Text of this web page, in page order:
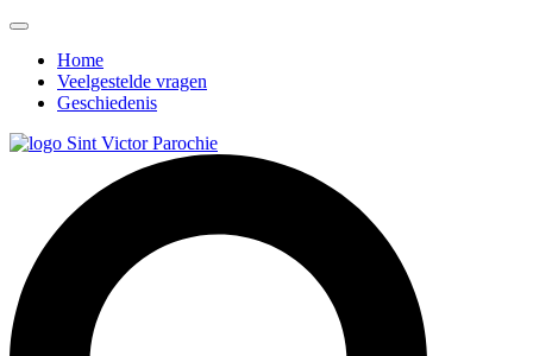
Home
Veelgestelde vragen
Geschiedenis